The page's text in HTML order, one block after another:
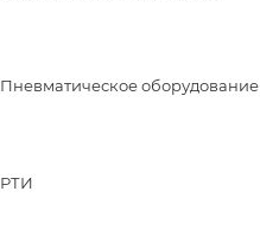
Пневматическое оборудование
РТИ